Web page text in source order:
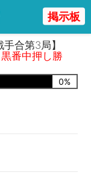
掲示板
合第3局】
黒番中押し勝
0%